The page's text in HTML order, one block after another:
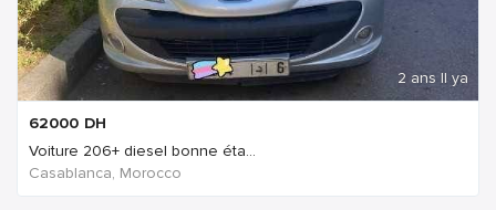
2 ans Il ya
62000 DH
Voiture 206+ diesel bonne éta...
Casablanca, Morocco